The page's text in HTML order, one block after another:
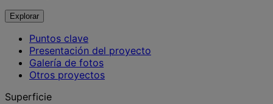
Explorar
Puntos clave
Presentación del proyecto
Galería de fotos
Otros proyectos
Superficie